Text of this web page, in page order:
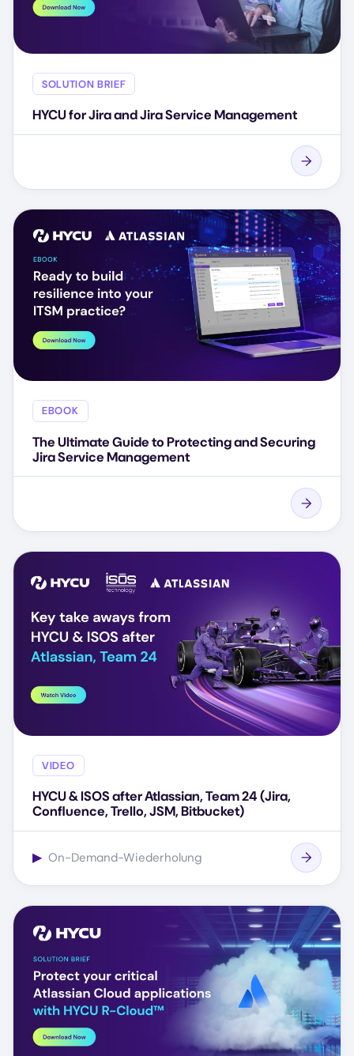
SOLUTION BRIEF
HYCU for Jira and Jira Service Management
EBOOK
The Ultimate Guide to Protecting and Securing
Jira Service Management
VIDEO
HYCU & ISOS after Atlassian, Team 24 (Jira,
Confluence, Trello, JSM, Bitbucket)
▶ On-Demand-Wiederholung